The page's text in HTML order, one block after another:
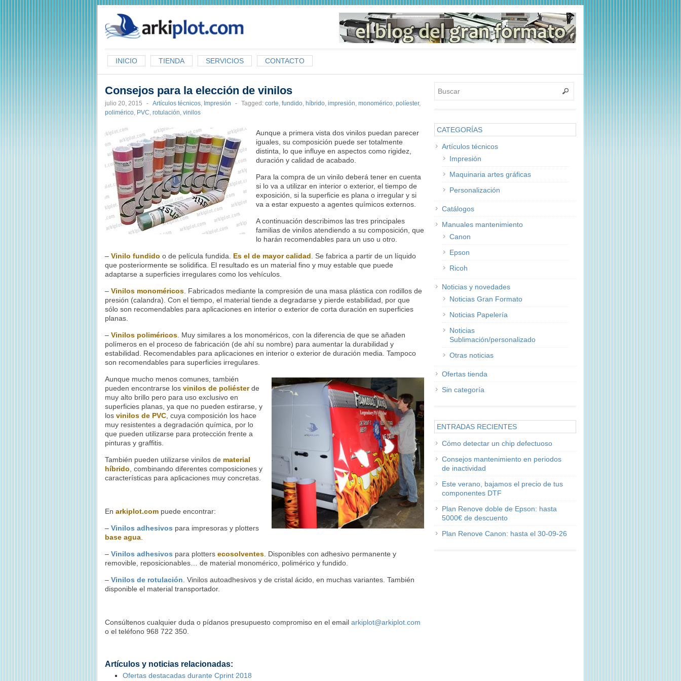
INICIO TIENDA SERVICIOS CONTACTO
Consejos para la elección de vinilos
julio 20, 2015 - Artículos técnicos, Impresión - Tagged: corte, fundido, híbrido, impresión, monomérico, políester,
polimérico, PVC, rotulación, vinilos
Aunque a primera vista dos vinilos puedan parecer
iguales, su composición puede ser totalmente
distinta, lo que influye en aspectos como rigidez,
duración y calidad de acabado.
Para la compra de un vinilo deberá tener en cuenta
si lo va a utilizar en interior o exterior, el tiempo de
exposición, si la superficie es plana o irregular y si
va a estar expuesto a agentes químicos externos.
A continuación describimos las tres principales
familias de vinilos atendiendo a su composición, que
lo harán recomendables para un uso u otro.
– Vinilo fundido o de película fundida. Es el de mayor calidad . Se fabrica a partir de un líquido
que posteriormente se solidifica. El resultado es un material fino y muy estable que puede
adaptarse a superficies irregulares como los vehículos.
– Vinilos monoméricos . Fabricados mediante la compresión de una masa plástica con rodillos de
presión (calandra). Con el tiempo, el material tiende a degradarse y pierde estabilidad, por que
sólo son recomendables para aplicaciones en interior o exterior de corta duración en superficies
planas.
– Vinilos poliméricos . Muy similares a los monoméricos, con la diferencia de que se añaden
polímeros en el proceso de fabricación (de ahí su nombre) para aumentar la durabilidad y
estabilidad. Recomendables para aplicaciones en interior o exterior de duración media. Tampoco
son recomendables para superficies irregulares.
Aunque mucho menos comunes, también
pueden encontrarse los vinilos de poliésterde
muy alto brillo pero para uso exclusivo en
superficies planas, ya que no pueden estirarse, y
los vinilos de PVC , cuya composición los hace
muy resistentes a degradación química, por lo
que pueden utilizarse para protección frente a
pinturas y graffitis.
También pueden utilizarse vinilos de material
híbrido , combinando diferentes composiciones y
características para aplicaciones muy concretas.
En arkiplot.com puede encontrar:
– Vinilos adhesivos para impresoras y plotters
base agua
– Vinilos adhesivos para plotters ecosolventes . Disponibles con adhesivo permanente y
removible, reposicionables… de material monomérico, polimérico y fundido.
– Vinilos de rotulación . Vinilos autoadhesivos y de cristal ácido, en muchas variantes. También
disponible el material transportador.
Consúltenos cualquier duda o pídanos presupuesto compromiso en el email arkiplot@arkiplot.com
o el teléfono 968 722 350.
Artículos y noticias relacionadas:
Ofertas destacadas durante Cprint 2018
CATEGORÍAS
Artículos técnicos
Impresión
Maquinaria artes gráficas
Personalización
Catálogos
Manuales mantenimiento
Canon
Epson
Ricoh
Noticias y novedades
Noticias Gran Formato
Noticias Papelería
Noticias
Sublimación/personalizado
Otras noticias
Ofertas tienda
Sin categoría
ENTRADAS RECIENTES
Cómo detectar un chip defectuoso
Consejos mantenimiento en periodos
de inactividad
Este verano, bajamos el precio de tus
componentes DTF
Plan Renove doble de Epson: hasta
5000€ de descuento
Plan Renove Canon: hasta el 30-09-26